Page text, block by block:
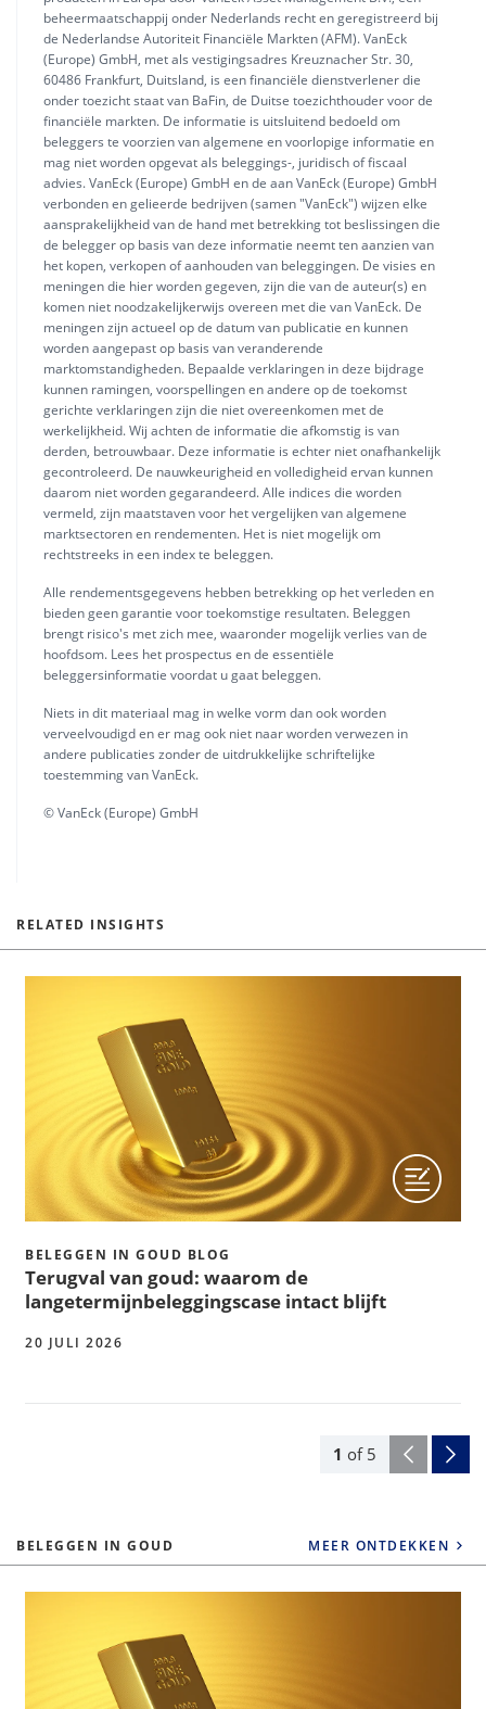
beheermaatschappij onder Nederlands recht en geregistreerd bij
de Nederlandse Autoriteit Financiële Markten (AFM). VanEck
(Europe) GmbH, met als vestigingsadres Kreuznacher Str. 30,
60486 Frankfurt, Duitsland, is een financiële dienstverlener die
onder toezicht staat van BaFin, de Duitse toezichthouder voor de
financiële markten. De informatie is uitsluitend bedoeld om
beleggers te voorzien van algemene en voorlopige informatie en
mag niet worden opgevat als beleggings-, juridisch of fiscaal
advies. VanEck (Europe) GmbH en de aan VanEck (Europe) GmbH
verbonden en gelieerde bedrijven (samen "VanEck") wijzen elke
aansprakelijkheid van de hand met betrekking tot beslissingen die
de belegger op basis van deze informatie neemt ten aanzien van
het kopen, verkopen of aanhouden van beleggingen. De visies en
meningen die hier worden gegeven, zijn die van de auteur(s) en
komen niet noodzakelijkerwijs overeen met die van VanEck. De
meningen zijn actueel op de datum van publicatie en kunnen
worden aangepast op basis van veranderende
marktomstandigheden. Bepaalde verklaringen in deze bijdrage
kunnen ramingen, voorspellingen en andere op de toekomst
gerichte verklaringen zijn die niet overeenkomen met de
werkelijkheid. Wij achten de informatie die afkomstig is van
derden, betrouwbaar. Deze informatie is echter niet onafhankelijk
gecontroleerd. De nauwkeurigheid en volledigheid ervan kunnen
daarom niet worden gegarandeerd. Alle indices die worden
vermeld, zijn maatstaven voor het vergelijken van algemene
marktsectoren en rendementen. Het is niet mogelijk om
rechtstreeks in een index te beleggen.
Alle rendementsgegevens hebben betrekking op het verleden en
bieden geen garantie voor toekomstige resultaten. Beleggen
brengt risico's met zich mee, waaronder mogelijk verlies van de
hoofdsom. Lees het prospectus en de essentiële
beleggersinformatie voordat u gaat beleggen.
Niets in dit materiaal mag in welke vorm dan ook worden
verveelvoudigd en er mag ook niet naar worden verwezen in
andere publicaties zonder de uitdrukkelijke schriftelijke
toestemming van VanEck.
© VanEck (Europe) GmbH
RELATED INSIGHTS
1 of 5
BELEGGEN IN GOUD BLOG
Terugval van goud: waarom de
langetermijnbeleggingscase intact blijft
20 JULI 2026
BELEGGEN IN GOUD MEER ONTDEKKEN